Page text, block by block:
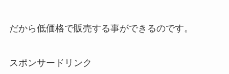
だから低価格で販売する事ができるのです。
スポンサードリンク